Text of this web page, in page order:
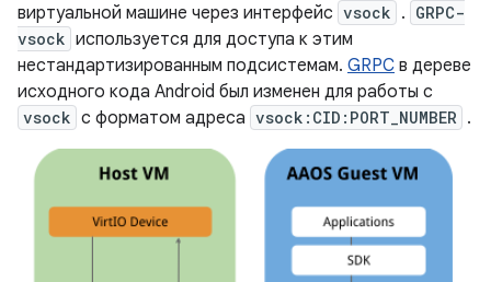
виртуальной машине через интерфейс vsock . GRPC-
vsock используется для доступа к этим
нестандартизированным подсистемам. GRPC в дереве
исходного кода Android был изменен для работы с
vsock с форматом адреса vsock:CID:PORT_NUMBER .